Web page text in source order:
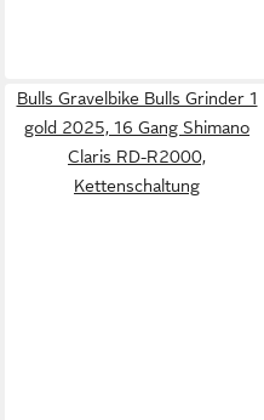
Bulls Gravelbike Bulls Grinder 1
gold 2025, 16 Gang Shimano
Claris RD-R2000,
Kettenschaltung